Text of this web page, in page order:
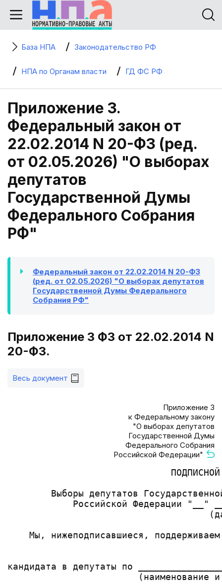
База НПА Законодательство РФ
НПА по Органам власти ГД ФС РФ
Приложение 3.
Федеральный закон от
22.02.2014 N 20-ФЗ (ред.
от 02.05.2026) "О выборах
депутатов
Государственной Думы
Федерального Собрания
РФ"
Федеральный закон от 22.02.2014 N 20-ФЗ
(ред. от 02.05.2026) "О выборах депутатов
Государственной Думы Федерального
Собрания РФ"
Приложение 3 ФЗ от 22.02.2014 N
20-ФЗ.
Весь документ
Приложение 3
к Федеральному закону
"О выборах депутатов
Государственной Думы
Федерального Собрания
Российской Федерации"
Выборы депутатов
Российской Федерации "__"
Мы, нижеподписавшиеся,
кандидата в депутаты по
(наименование